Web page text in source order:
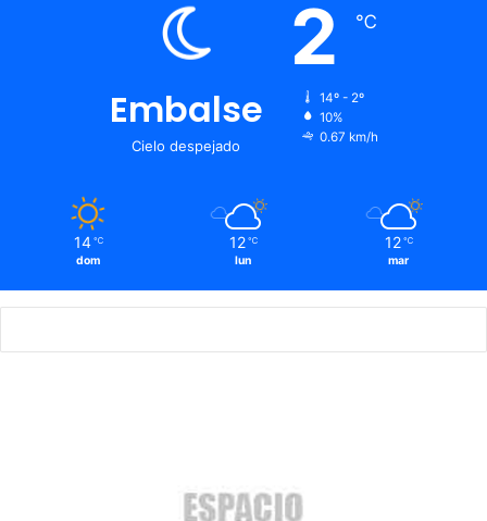
Embalse
Cielo despejado
2 ℃
14º - 2º
10%
0.67 km/h
14 ℃
dom
12 ℃
lun
12 ℃
mar